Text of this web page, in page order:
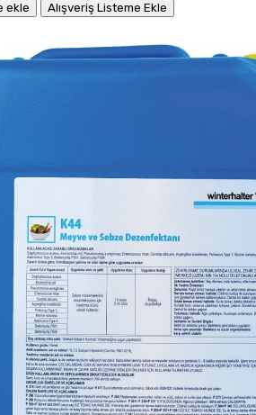
ekle
Alışveriş Listeme Ekle